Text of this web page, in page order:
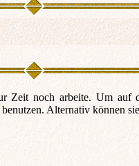
benutzen. Alternativ können